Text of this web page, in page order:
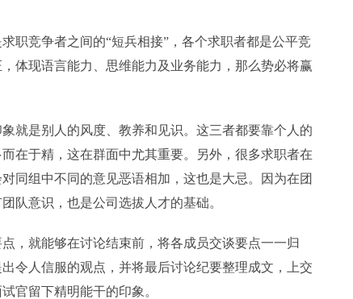
竞争者之间的“短兵相接”，各个求职者都是公平竞
体现语言能力、思维能力及业务能力，那么势必将赢
是别人的风度、教养和见识。这三者都要靠个人的
在于精，这在群面中尤其重要。另外，很多求职者在
同组中不同的意见恶语相加，这也是大忌。因为在团
队意识，也是公司选拔人才的基础。
就能够在讨论结束前，将各成员交谈要点一一归
令人信服的观点，并将最后讨论纪要整理成文，上交
官留下精明能干的印象。